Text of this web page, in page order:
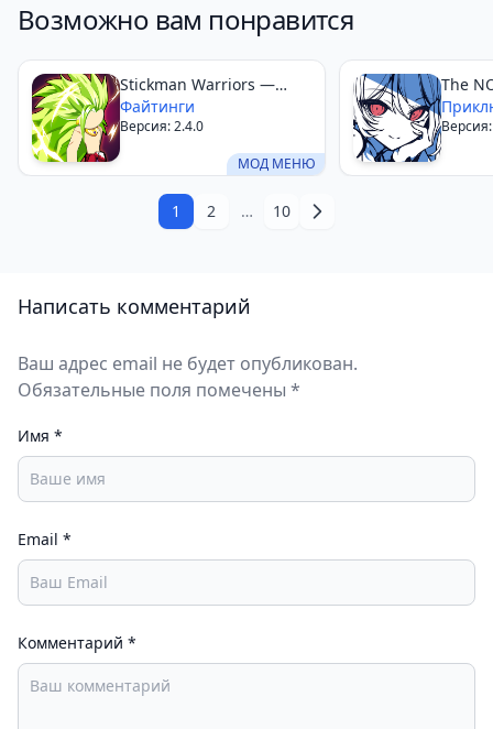
Возможно вам понравится
МОД МЕНЮ
Stickman Warriors —
Super Dragon Shadow
Fight
Файтинги
Версия: 2.4.0
The
AND
1 2 … 10
Написать комментарий
Ваш адрес email не будет опубликован.
Обязательные поля помечены *
Имя *
Email *
Комментарий *